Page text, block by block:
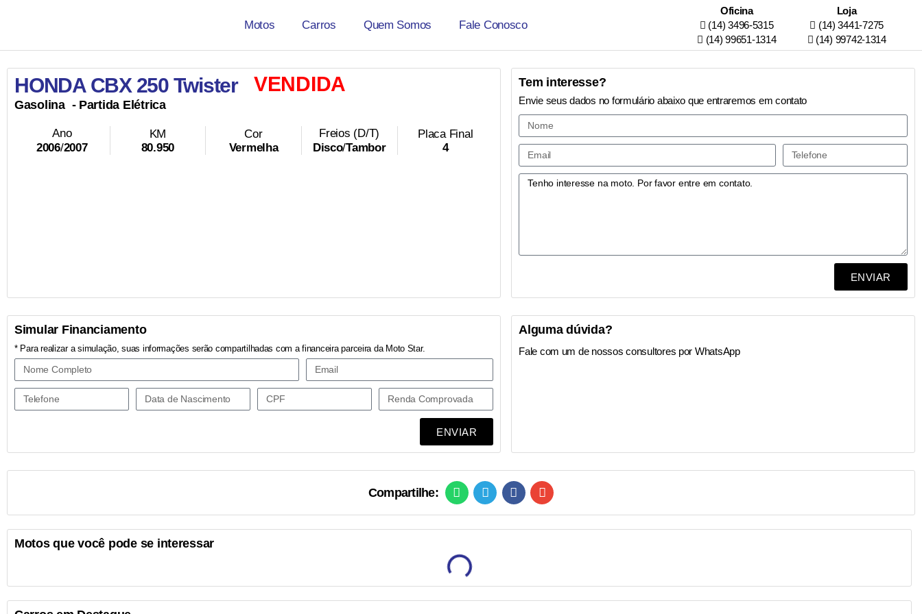
Motos Carros Quem Somos Fale Conosco
Oficina
(14) 3496-5315
(14) 99651-1314
Loja
(14) 3441-7275
(14) 99742-1314
HONDA CBX 250 TwisterVENDIDA
Gasolina - Partida Elétrica
Ano
2006/2007
KM
80.950
Cor
Vermelha
Freios (D/T)
Disco/Tambor
Placa Final
4
Tem interesse?
Envie seus dados no formulário abaixo que entraremos em contato
ENVIAR
Simular Financiamento
* Para realizar a simulação, suas informações serão compartilhadas com a financeira parceira da Moto Star.
ENVIAR
Alguma dúvida?
Fale com um de nossos consultores por WhatsApp
Compartilhe:
Motos que você pode se interessar